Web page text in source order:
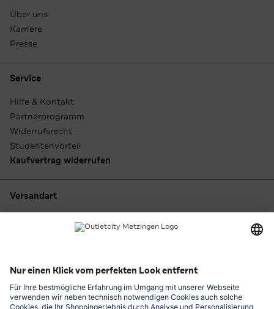
Über uns
Karriere
Presse
Service
Hilfe & Kontakt
Partnerprogramm
Widerrufsrecht
Studentenvorteil
Kaufvertrag widerrufen
Versandart